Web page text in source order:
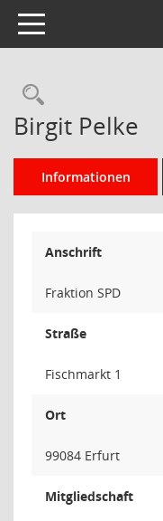
Toggle navigation
Birgit Pelke
Informationen
Anschrift
Fraktion SPD
Straße
Fischmarkt 1
Ort
99084 Erfurt
Mitgliedschaft